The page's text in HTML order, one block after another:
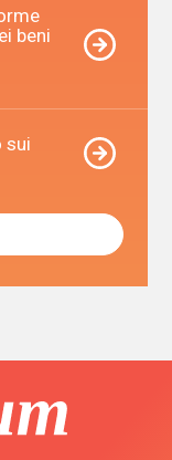
beni
sui